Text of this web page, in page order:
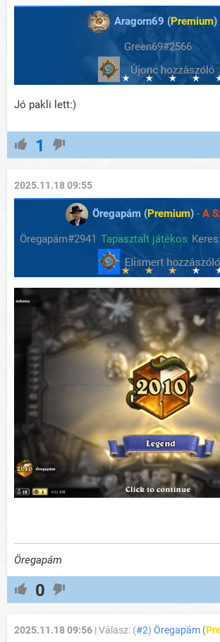
Aragorn69 (Premium)
Green69#2566
Jó pakli lett:)
1
2025.11.18 09:55
Öregapám (Premium)- A
Öregapám#2941 Tapasztalt játékos
Öregapám
0
2025.11.18 09:56 | Válasz: (#2) Öregapám (